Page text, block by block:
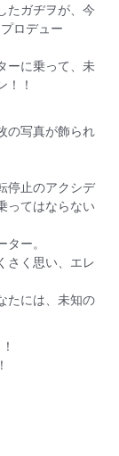
たガヂヲが、今
ロデュー
ーに乗って、未
！！
の写真が飾られ
停止のアクシデ
ってはならない
ー。
さく思い、エレ
たには、未知の